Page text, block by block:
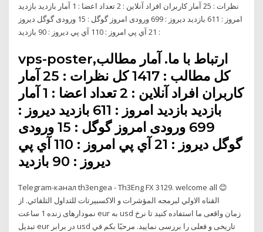
نظرات : 25 آمار کاربران افراد آنلاین : 2 تعداد اعضا : 1 آمار بازدید بازدید
امروز : 611 بازدید دیروز : 699 ورودی امروز گوگل : 15 ورودی گوگل دیروز
: 21 آي پي امروز : 110 آي پي ديروز : 90 بازدید
vps-poster,ارتباط با ما. آمار مطالب
کل مطالب : 1417 کل نظرات : 25 آمار
کاربران افراد آنلاین : 2 تعداد اعضا : 1 آمار
بازدید بازدید امروز : 611 بازدید دیروز :
699 ورودی امروز گوگل : 15 ورودی
گوگل دیروز : 21 آي پي امروز : 110 آي پي
ديروز : 90 بازدید
Telegram-канал th3engea - Th3Eng FX 3129. welcome all 😊
القناه الاولي لبرمجه المؤشرات و الاكسبيرتات للتداول التلقائي. از
نمودارهای زنده 1 ساعت eur به usd زمان واقعی ما استفاده کنید تا نرخ
تبدیل eur در برابر usd تاریخی و فعلی را بررسی نمایید. مرحبًا بكم في